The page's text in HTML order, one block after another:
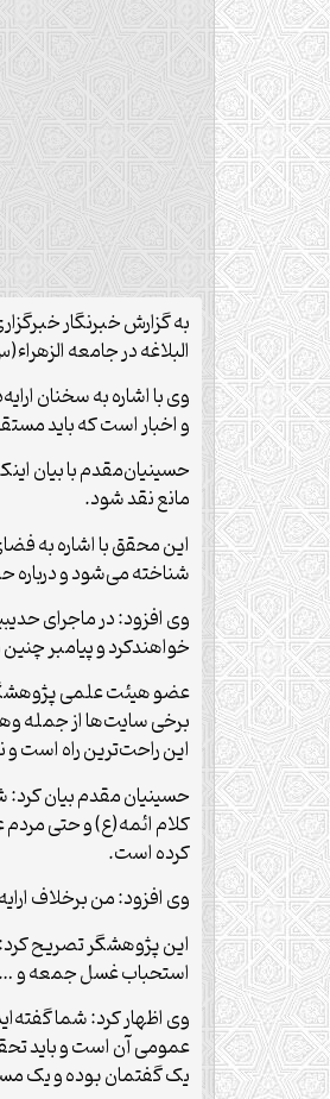
البلاغه در جامعه الزهراء(س) گفت: آنچه در خطبه ۸۰ نهج البلاغه آمده
وی با اشاره به سخنان
و اخبار است که باید
حسینیان‌مقدم با بیان
مانع نقد شود.
این محقق با اشاره به
شناخته می‌شود و درباره
وی افزود: در ماجرای
خواهندکرد و پیامبر
عضو هیئت علمی
برخی سایت‌ها از جمله
این راحت‌ترین راه است و
حسینیان مقدم بیان کرد:
کلام ائمه(ع) و حتی
کرده است.
وی افزود: من برخلاف
این پژوهشگر تصریح
استحباب غسل جمعه و …
وی اظهار کرد: شما
عمومی آن است و باید
یک گفتمان بوده و یک